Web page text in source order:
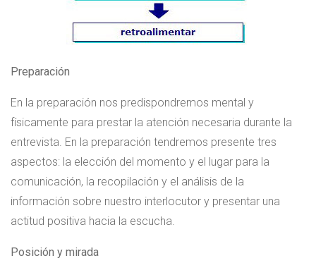
Preparación
En la preparación nos predispondremos mental y
físicamente para prestar la atención necesaria durante la
entrevista. En la preparación tendremos presente tres
aspectos: la elección del momento y el lugar para la
comunicación, la recopilación y el análisis de la
información sobre nuestro interlocutor y presentar una
actitud positiva hacia la escucha.
Posición y mirada